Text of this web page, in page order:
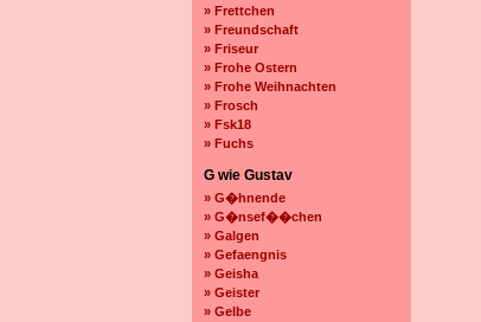
» Frettchen
» Freundschaft
» Friseur
» Frohe Ostern
» Frohe Weihnachten
» Frosch
» Fsk18
» Fuchs
G wie Gustav
» G�hnende
» G�nsef��chen
» Galgen
» Gefaengnis
» Geisha
» Geister
» Gelbe